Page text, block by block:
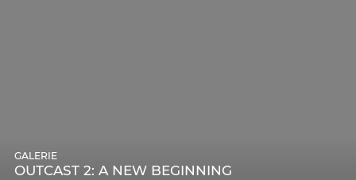
OUTCAST 2: A NEW BEGINNING
GALERIE